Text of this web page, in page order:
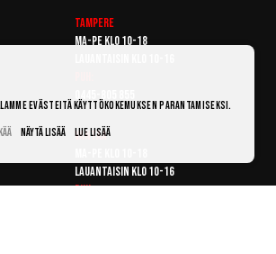
Tampere
Ma-pe klo 10-18
Vantaa
Lauantaisin klo 10-16
Puh:
evästeitä käyttökokemuksen parantamiseksi.
Näytä lisää Lue lisää